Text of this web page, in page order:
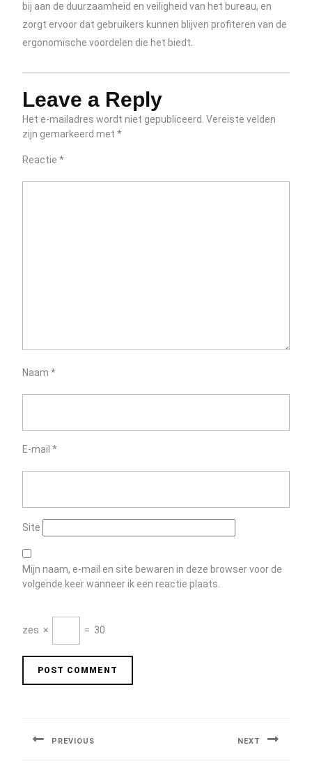
bij aan de duurzaamheid en veiligheid van het bureau, en
zorgt ervoor dat gebruikers kunnen blijven profiteren van de
ergonomische voordelen die het biedt.
Leave a Reply
Het e-mailadres wordt niet gepubliceerd. Vereiste velden
zijn gemarkeerd met *
Reactie *
Naam *
E-mail *
Site
Mijn naam, e-mail en site bewaren in deze browser voor de
volgende keer wanneer ik een reactie plaats.
zes × = 30
PREVIOUS NEXT